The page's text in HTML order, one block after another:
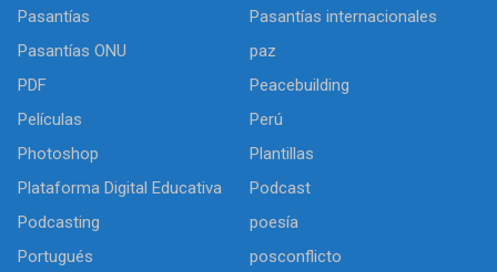
Pasantías
Pasantías internacionales
Pasantías ONU
paz
PDF
Peacebuilding
Películas
Perú
Photoshop
Plantillas
Plataforma Digital Educativa
Podcast
Podcasting
poesía
Portugués
posconflicto